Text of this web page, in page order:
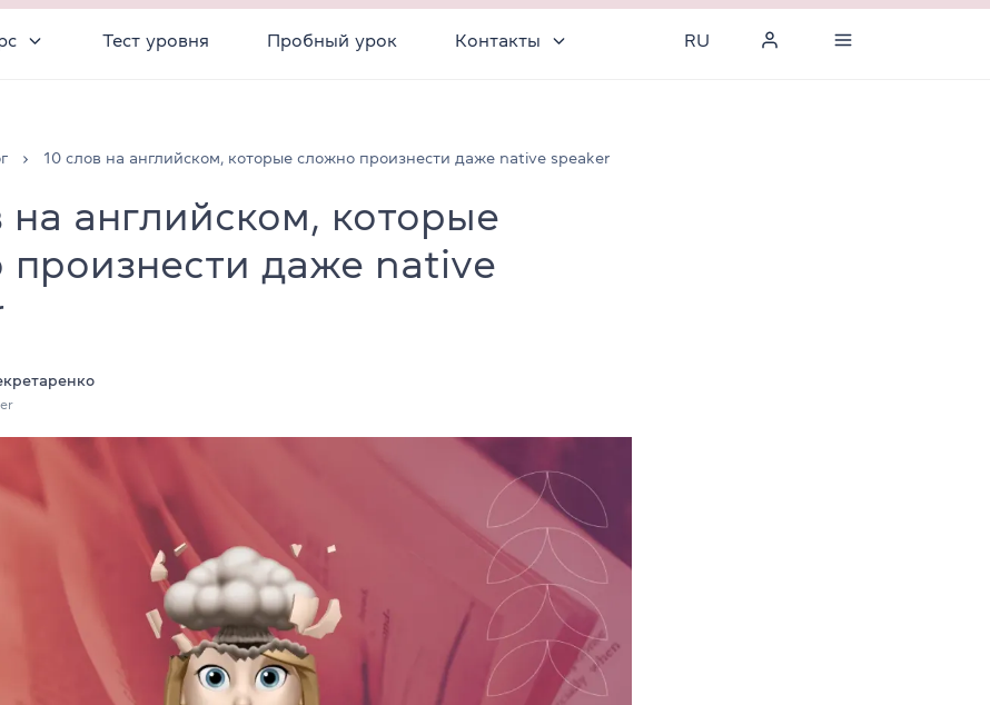
Тест уровня Пробный урок Контакты RU
10 слов на английском, которые сложно произнести даже native speaker
на английском, которые
произнести даже native